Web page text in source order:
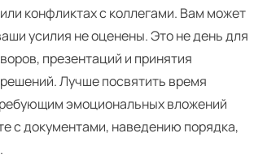
конфликтах с коллегами. Вам может
усилия не оценены. Это не день для
презентаций и принятия
Лучше посвятить время
эмоциональных вложений
с документами, наведению порядка,